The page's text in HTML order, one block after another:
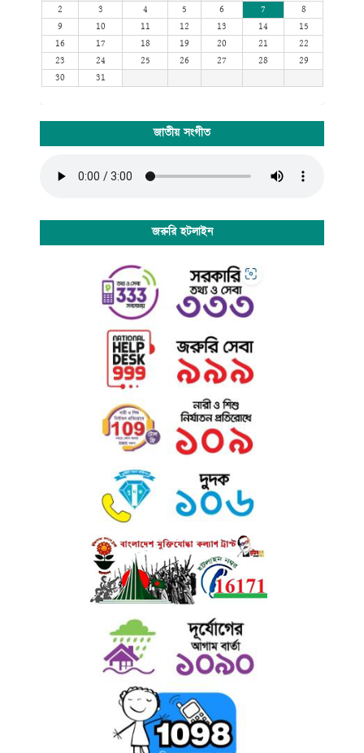
2
3 4 5 6 7
8
9
10 11 12 13 14
15
16
17 18 19 20 21
22
23
24 25 26 27 28
29
30
31
জাতীয় সংগীত
জরুরি হটলাইন